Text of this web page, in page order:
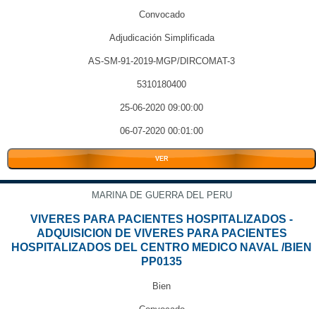
Convocado
Adjudicación Simplificada
AS-SM-91-2019-MGP/DIRCOMAT-3
5310180400
25-06-2020 09:00:00
06-07-2020 00:01:00
VER
MARINA DE GUERRA DEL PERU
VIVERES PARA PACIENTES HOSPITALIZADOS -
ADQUISICION DE VIVERES PARA PACIENTES
HOSPITALIZADOS DEL CENTRO MEDICO NAVAL /BIEN
PP0135
Bien